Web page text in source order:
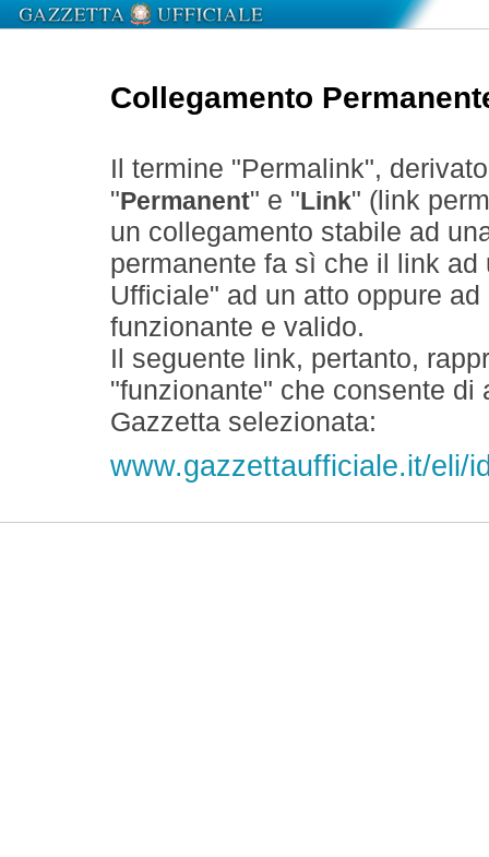
Collegamento
Il termine "Permalink",
" Permanent" e " Link" (link
un collegamento stabile ad
permanente fa sì che il link
Ufficiale" ad un atto oppure
funzionante e valido.
Il seguente link, pertanto,
"funzionante" che consente
Gazzetta selezionata:
www.gazzettaufficiale.it/eli/